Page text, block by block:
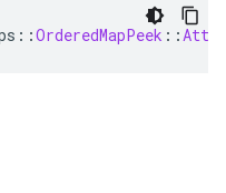
::OrderedMapPeek ::Attrs